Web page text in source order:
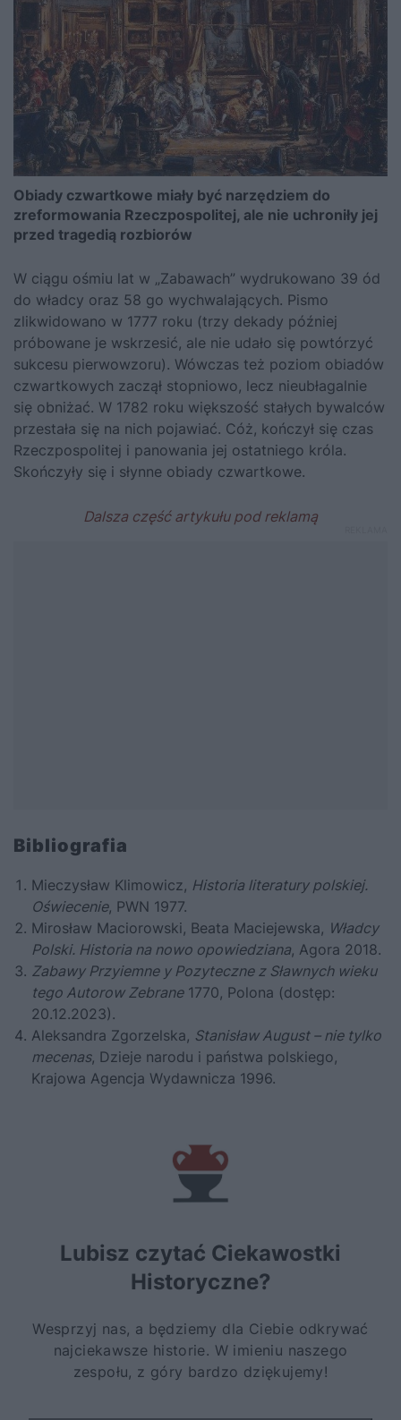
Obiady czwartkowe miały być narzędziem do
zreformowania Rzeczpospolitej, ale nie uchroniły jej
przed tragedią rozbiorów
W ciągu ośmiu lat w „Zabawach” wydrukowano 39 ód
do władcy oraz 58 go wychwalających. Pismo
zlikwidowano w 1777 roku (trzy dekady później
próbowane je wskrzesić, ale nie udało się powtórzyć
sukcesu pierwowzoru). Wówczas też poziom obiadów
czwartkowych zaczął stopniowo, lecz nieubłagalnie
się obniżać. W 1782 roku większość stałych bywalców
przestała się na nich pojawiać. Cóż, kończył się czas
Rzeczpospolitej i panowania jej ostatniego króla.
Skończyły się i słynne obiady czwartkowe.
Bibliografia
Mieczysław Klimowicz, Historia literatury polskiej.
Oświecenie, PWN 1977.
Mirosław Maciorowski, Beata Maciejewska, Władcy
Polski. Historia na nowo opowiedziana, Agora 2018.
Zabawy Przyiemne y Pozyteczne z Sławnych wieku
tego Autorow Zebrane1770, Polona (dostęp:
20.12.2023).
Aleksandra Zgorzelska, Stanisław August – nie tylko
mecenas, Dzieje narodu i państwa polskiego,
Krajowa Agencja Wydawnicza 1996.